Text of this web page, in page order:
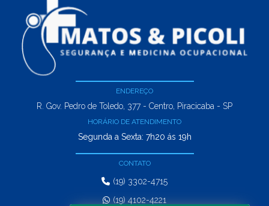
ENDEREÇO
R. Gov. Pedro de Toledo, 377 - Centro, Piracicaba - SP
HORÁRIO DE ATENDIMENTO
Segunda a Sexta: 7h20 ás 19h
CONTATO
(19) 3302-4715
(19) 4102-4221